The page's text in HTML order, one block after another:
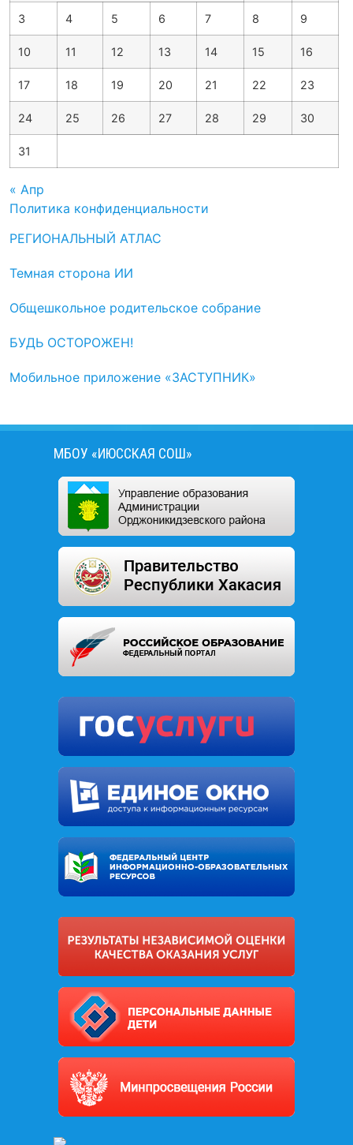
3 4 5 6 7 8 9
10 11 12 13 14 15 16
17 18 19 20 21 22 23
24 25 26 27 28 29 30
31
« Апр
Политика конфиденциальности
РЕГИОНАЛЬНЫЙ АТЛАС
Темная сторона ИИ
Общешкольное родительское собрание
БУДЬ ОСТОРОЖЕН!
Мобильное приложение «ЗАСТУПНИК»
МБОУ «ИЮССКАЯ СОШ»